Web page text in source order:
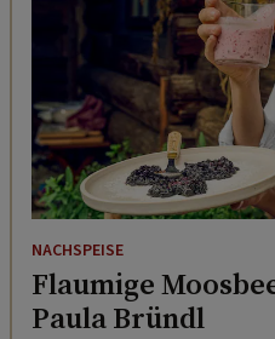
NACHSPEISE
Flaumige
Paula Bründl